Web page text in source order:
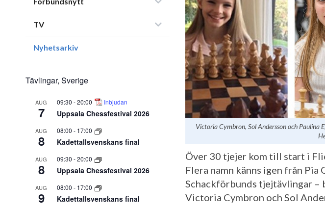
TV
Nyhetsarkiv
Tävlingar, Sverige
AUG
7
09:30 -20:00 Inbjudan
Uppsala Chessfestival 2026
AUG
8
08:00 - 17:00
Kadettallsvenskans final
AUG
8
09:30 -20:00
Uppsala Chessfestival 2026
AUG
9
08:00 - 17:00
Kadettallsvenskans final
Victoria Cymbron, Sol Andersson och Paulina
Över 30 tjejer kom till start i
Flera namn känns igen från Pia
Schackförbunds tjejtävlingar –
Victoria Cymbron och Sol